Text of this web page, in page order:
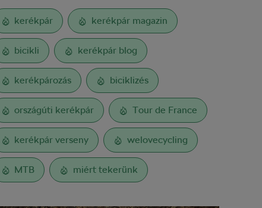
kerékpár kerékpár magazin
bicikli kerékpár blog
kerékpározás biciklizés
országúti kerékpár Tour de France
kerékpár verseny welovecycling
MTB miért tekerünk